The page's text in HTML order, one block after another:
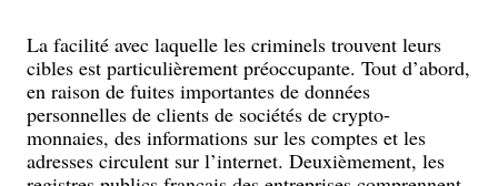
La facilité avec laquelle les criminels trouvent leurs
cibles est particulièrement préoccupante. Tout d’abord,
en raison de fuites importantes de données
personnelles de clients de sociétés de crypto-
monnaies, des informations sur les comptes et les
adresses circulent sur l’internet. Deuxièmement, les